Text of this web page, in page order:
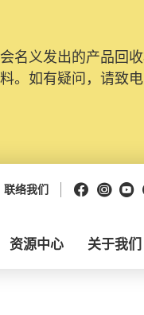
名义发出的产品回
。如有疑问，请致
联络我们
资源中心 关于我们